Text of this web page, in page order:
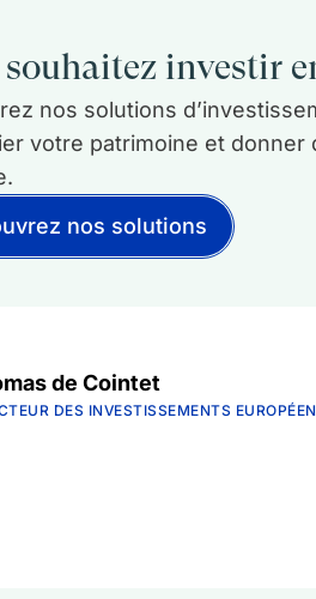
souhaitez investir
nos solutions
votre patrimoine et donner
nos solutions
de Cointet
DES INVESTISSEMENTS